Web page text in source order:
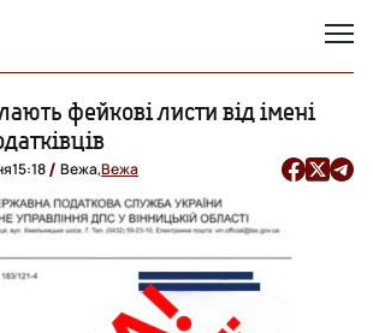
фейкові листи від імені
15:18 Вежа,Вежа